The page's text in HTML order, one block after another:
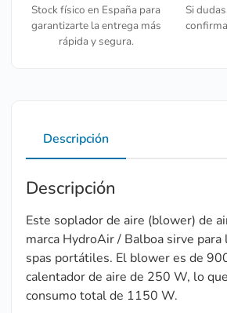
Stock físico en España para
garantizarte la entrega más
rápida y segura.
Si
Descripción
Descripción
Este soplador de aire (blower) de
marca HydroAir / Balboa sirve para
spas portátiles. El blower es de
calentador de aire de 250 W, lo
consumo total de 1150 W.